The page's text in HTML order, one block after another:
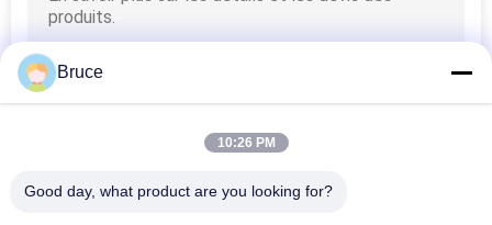
Bruce
10:26 PM
Good day, what product are you looking for?